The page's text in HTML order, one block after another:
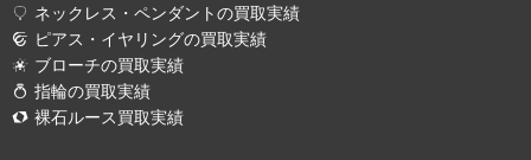
ネックレス・ペンダントの買取実績
ピアス・イヤリングの買取実績
ブローチの買取実績
指輪の買取実績
裸石ルース買取実績